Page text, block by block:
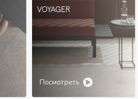
Посмотреть